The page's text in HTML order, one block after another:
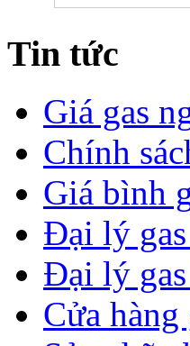
Tin tức
Giá gas
Chính
Giá bình
Đại lý
Đại lý
Cửa